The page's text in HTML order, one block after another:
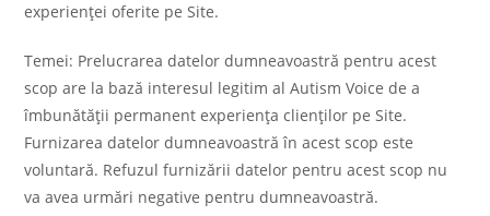
experienței oferite pe Site.
Temei: Prelucrarea datelor dumneavoastră pentru acest
scop are la bază interesul legitim al Autism Voice de a
îmbunătății permanent experiența clienților pe Site.
Furnizarea datelor dumneavoastră în acest scop este
voluntară. Refuzul furnizării datelor pentru acest scop nu
va avea urmări negative pentru dumneavoastră.